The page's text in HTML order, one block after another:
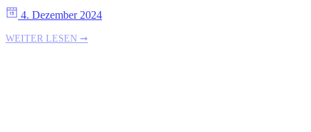
4. Dezember 2024
WEITER LESEN ➞